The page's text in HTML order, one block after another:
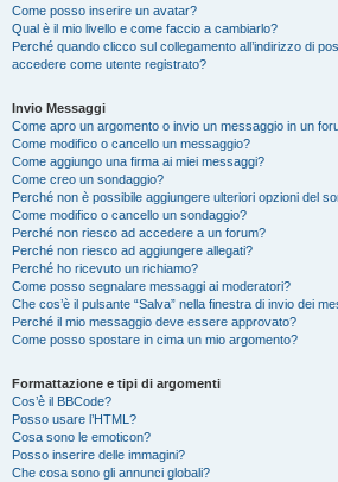
Come posso inserire un avatar?
Qual è il mio livello e come faccio a cambiarlo?
Perché quando clicco sul collegamento all’indirizzo di
accedere come utente registrato?
Invio Messaggi
Come apro un argomento o invio un messaggio in un
Come modifico o cancello un messaggio?
Come aggiungo una firma ai miei messaggi?
Come creo un sondaggio?
Perché non è possibile aggiungere ulteriori opzioni del
Come modifico o cancello un sondaggio?
Perché non riesco ad accedere a un forum?
Perché non riesco ad aggiungere allegati?
Perché ho ricevuto un richiamo?
Come posso segnalare messaggi ai moderatori?
Che cos’è il pulsante “Salva” nella finestra di invio dei
Perché il mio messaggio deve essere approvato?
Come posso spostare in cima un mio argomento?
Formattazione e tipi di argomenti
Cos’è il BBCode?
Posso usare l’HTML?
Cosa sono le emoticon?
Posso inserire delle immagini?
Che cosa sono gli annunci globali?